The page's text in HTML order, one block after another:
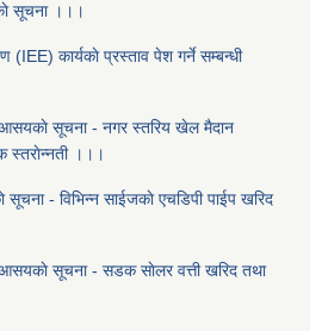
सूचना ।।।
(IEE) कार्यकाे प्रस्ताव पेश गर्ने सम्बन्धी
आसयकाे सूचना - नगर स्तरिय खेल मैदान
स्तराेन्नती ।।।
- विभिन्न साईजकाे एचडिपी पाईप खरिद
आसयकाे सूचना - सडक साेलर वत्ती खरिद तथा